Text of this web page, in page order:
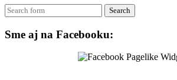
Search
Sme aj na Facebooku: